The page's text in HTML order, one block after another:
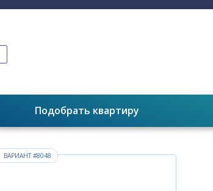
Подобрать квартиру
ВАРИАНТ #8048